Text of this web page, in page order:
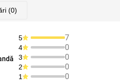
(0)
5 7
4 0
3 0
2 0
1 0